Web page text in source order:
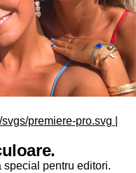
premiere-pro.svg |
special pentru editori.